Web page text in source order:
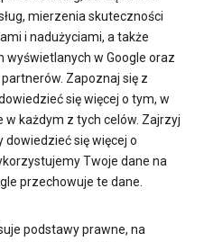
mierzenia skuteczności
i nadużyciami, a także
wyświetlanych w Google oraz
Zapoznaj się z
się więcej o tym, w
każdym z tych celów. Zajrzyj
dowiedzieć się więcej o
Twoje dane na
przechowuje te dane.
podstawy prawne, na